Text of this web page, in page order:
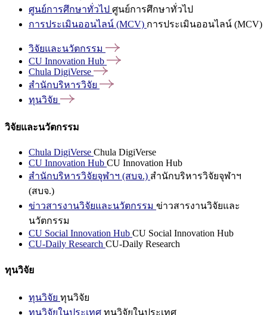
ศูนย์การศึกษาทั่วไป ศูนย์การศึกษาทั่วไป
การประเมินออนไลน์ (MCV) การประเมินออนไลน์ (MCV)
วิจัยและนวัตกรรม
CU Innovation Hub
Chula DigiVerse
สำนักบริหารวิจัย
ทุนวิจัย
วิจัยและนวัตกรรม
Chula DigiVerse Chula DigiVerse
CU Innovation Hub CU Innovation Hub
สำนักบริหารวิจัยจุฬาฯ (สบจ.) สำนักบริหารวิจัยจุฬาฯ
(สบจ.)
ข่าวสารงานวิจัยและนวัตกรรม ข่าวสารงานวิจัยและ
นวัตกรรม
CU Social Innovation Hub CU Social Innovation Hub
CU-Daily Research CU-Daily Research
ทุนวิจัย
ทุนวิจัย ทุนวิจัย
ทุนวิจัยในประเทศ ทุนวิจัยในประเทศ